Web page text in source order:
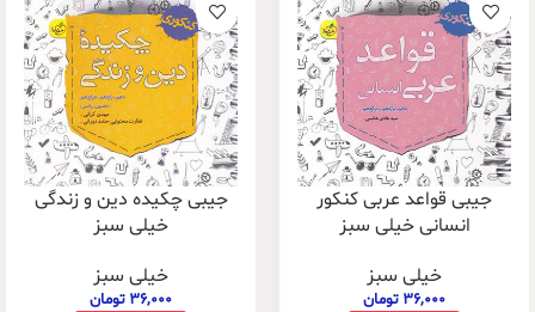
جیبی قواعد عربی کنکور
انسانی خیلی سبز
خیلی سبز
۳۶,۰۰۰ تومان
جیبی چکیده دین و زندگی
خیلی سبز
خیلی سبز
۳۶,۰۰۰ تومان